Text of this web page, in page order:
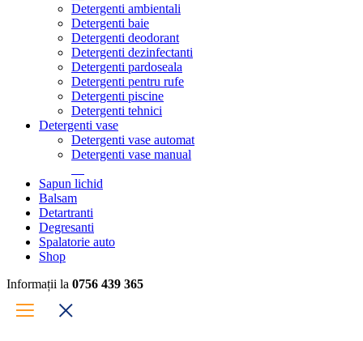
Detergenti ambientali
Detergenti baie
Detergenti deodorant
Detergenti dezinfectanti
Detergenti pardoseala
Detergenti pentru rufe
Detergenti piscine
Detergenti tehnici
Detergenti vase
Detergenti vase automat
Detergenti vase manual
Sapun lichid
Balsam
Detartranti
Degresanti
Spalatorie auto
Shop
Informații la 0756 439 365